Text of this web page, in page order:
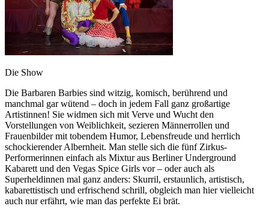
Die Show
Die Barbaren Barbies sind witzig, komisch, berührend und
manchmal gar wütend – doch in jedem Fall ganz großartige
Artistinnen! Sie widmen sich mit Verve und Wucht den
Vorstellungen von Weiblichkeit, sezieren Männerrollen und
Frauenbilder mit tobendem Humor, Lebensfreude und herrlich
schockierender Albernheit. Man stelle sich die fünf Zirkus-
Performerinnen einfach als Mixtur aus Berliner Underground
Kabarett und den Vegas Spice Girls vor – oder auch als
Superheldinnen mal ganz anders: Skurril, erstaunlich, artistisch,
kabarettistisch und erfrischend schrill, obgleich man hier vielleicht
auch nur erfährt, wie man das perfekte Ei brät.